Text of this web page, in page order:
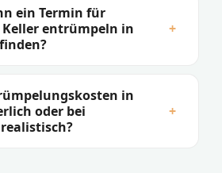
ein Termin für
entrümpeln in
+
in
oder bei
+